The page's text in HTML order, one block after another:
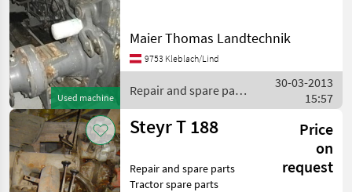
Used machine
Maier Thomas Landtechnik
9753 Kleblach/Lind
Repair and spare parts
/ Steyr
30-03-2013
15:57
Steyr T 188
Price
on
request
Repair and spare parts
Tractor spare parts